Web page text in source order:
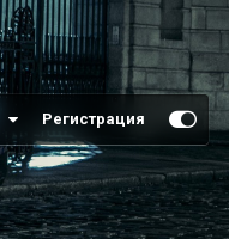
Регистрация